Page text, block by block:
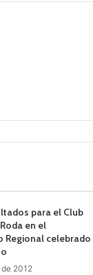
para el Club
en el
Regional celebrado
2012